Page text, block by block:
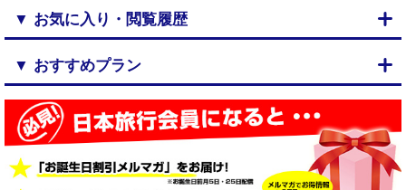
▼ お気に入り・閲覧履歴
▼ おすすめプラン